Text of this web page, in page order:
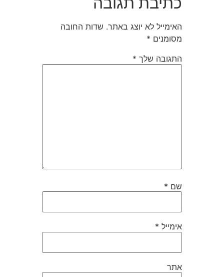
האימייל לא יוצג באתר. שדות החובה
מסומנים *
התגובה שלך *
שם *
אימייל *
אתר